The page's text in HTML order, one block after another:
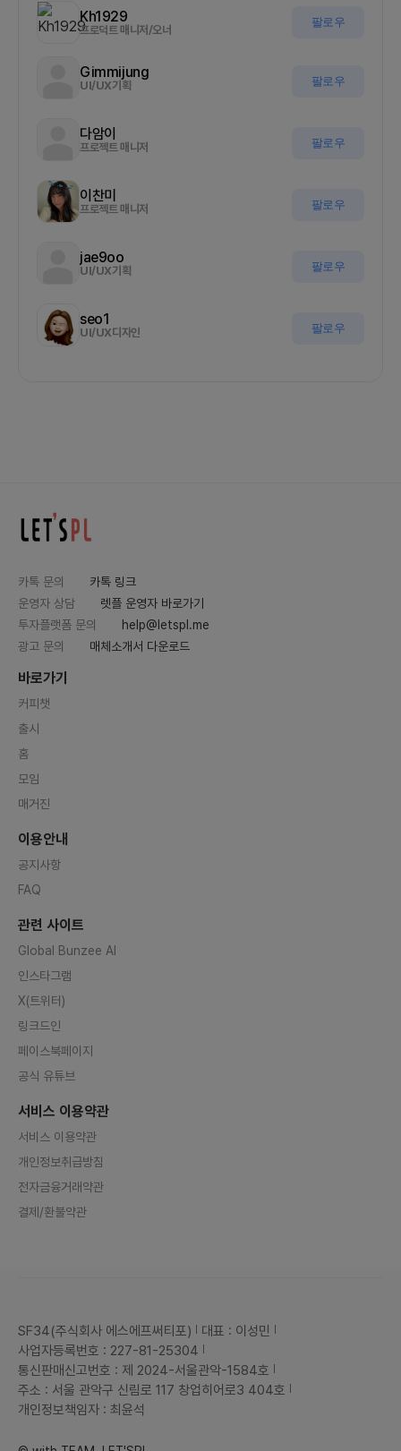
Kh1929
프로덕트 매니저/오너
팔로우
Gimmijung
UI/UX기획 팔로우
다암이
프로젝트 매니저 팔로우
이찬미
프로젝트 매니저 팔로우
jae9oo
UI/UX기획 팔로우
seo1
UI/UX디자인 팔로우
카톡 문의
카톡 링크
운영자 상담
렛플 운영자 바로가기
투자플랫폼 문의
help@letspl.me
광고 문의
매체소개서 다운로드
바로가기
커피챗
출시
홈
모임
매거진
이용안내
공지사항
FAQ
관련 사이트
Global Bunzee AI
인스타그램
X(트위터)
링크드인
페이스북페이지
공식 유튜브
서비스 이용약관
서비스 이용약관
개인정보취급방침
전자금융거래약관
결제/환불약관
SF34(주식회사 에스에프써티포)
대표 : 이성민
사업자등록번호 : 227-81-25304
통신판매신고번호 : 제 2024-서울관악-1584호
주소 : 서울 관악구 신림로 117 창업히어로3 404호
개인정보책임자 : 최윤석